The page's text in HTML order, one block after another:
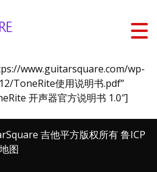
www.guitarsquare.com/wp-
ToneRite使用说明书.pdf”
开声器官方说明书 1.0″]
吉他平方版权所有鲁ICP
图